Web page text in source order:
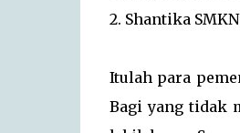
2. Shantika
Itulah para
Bagi yang tidak